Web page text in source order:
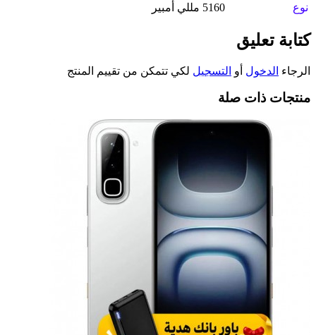
نوع
5160 مللي أمبير
كتابة تعليق
الرجاء الدخول أو التسجيل لكي تتمكن من تقييم المنتج
منتجات ذات صلة